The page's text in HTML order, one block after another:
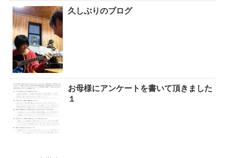
久しぶりのブログ
お母様にアンケートを書いて頂きました
１